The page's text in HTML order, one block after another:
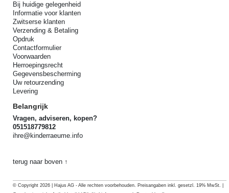
Bij huidige gelegenheid
Informatie voor klanten
Zwitserse klanten
Verzending & Betaling
Opdruk
Contactformulier
Voorwaarden
Herroepingsrecht
Gegevensbescherming
Uw retourzending
Levering
Belangrijk
Vragen, adviseren, kopen?
051518779812
ihre@kinderraeume.info
terug naar boven ↑
© Copyright 2026 | Hajus AG - Alle rechten voorbehouden. Preisangaben inkl. gesetzl. 19% MwSt. |